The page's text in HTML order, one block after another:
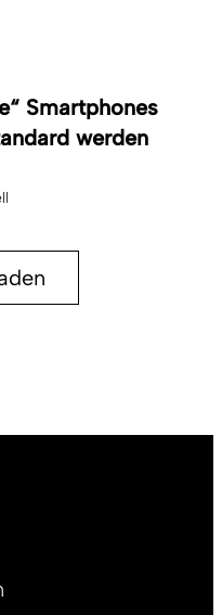
Smartphones
werden